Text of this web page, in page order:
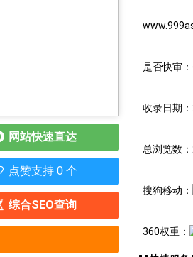
是否快审
收录日期
总浏览数
搜狗移动：
360权重：
网站快速直达
点赞支持 0 个
综合SEO查询